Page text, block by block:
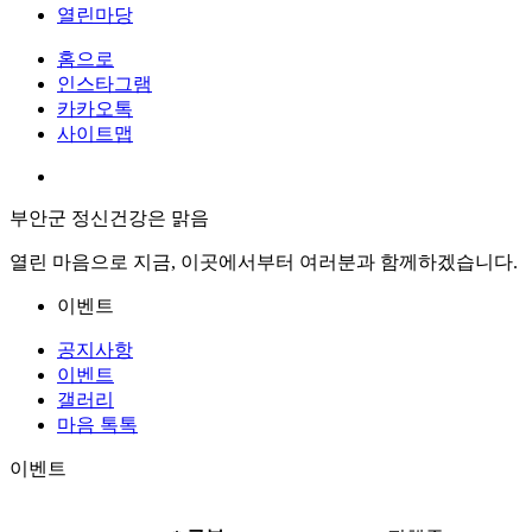
열린마당
홈으로
인스타그램
카카오톡
사이트맵
부안군 정신건강은 맑음
열린 마음으로 지금, 이곳에서부터 여러분과 함께하겠습니다.
이벤트
공지사항
이벤트
갤러리
마음 톡톡
이벤트